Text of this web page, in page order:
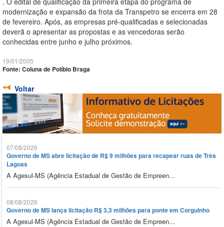
modernização e expansão da frota da Transpetro se encerra em 28
de fevereiro. Após, as empresas pré-qualificadas e selecionadas
deverã o apresentar as propostas e as vencedoras serão
conhecidas entre junho e julho próximos.
19/01/2005
Fonte: Coluna de Políbio Braga
Voltar
07/08/2026
Governo de MS abre licitação de R$ 9 milhões para recapear ruas de Três
Lagoas
A Agesul-MS (Agência Estadual de Gestão de Empreen...
08/08/2026
Governo de MS lança licitação R$ 3,3 milhões para ponte em Corguinho
A Agesul-MS (Agência Estadual de Gestão de Empreen...